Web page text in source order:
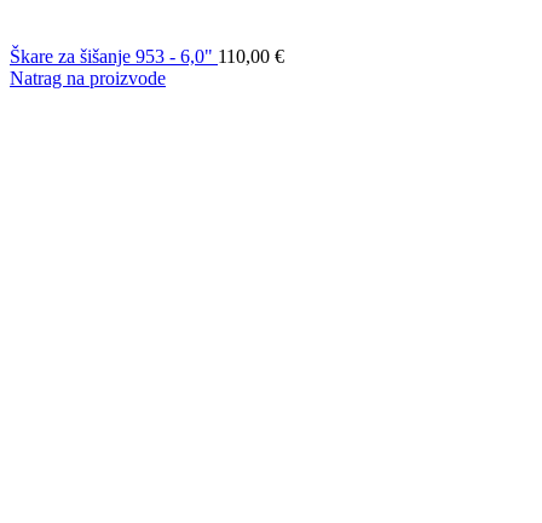
Škare za šišanje 953 - 6,0" 110,00 €
Natrag na proizvode